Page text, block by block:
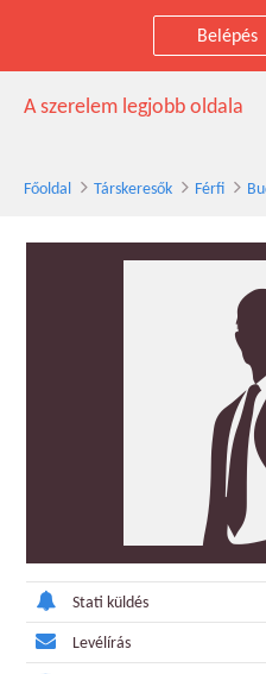
Belépés
zsolt34 társkereső
A szerelem legjobb oldala
Főoldal Társkeresők Férfi
Stati küldés
Levélírás